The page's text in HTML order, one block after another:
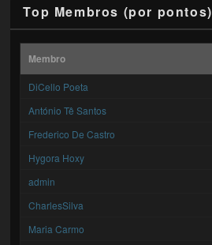
Top Membros (por pontos)
Membro
DiCello Poeta
António Tê Santos
Frederico De Castro
Hygora Hoxy
admin
CharlesSilva
Maria Carmo